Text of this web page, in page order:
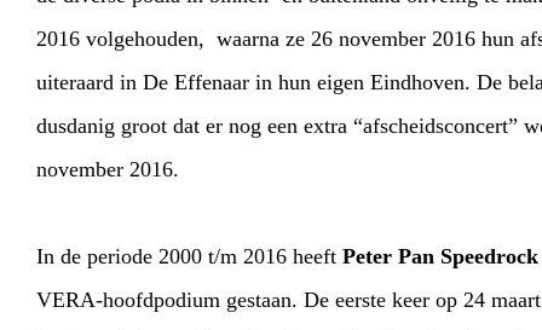
HOME
WEBSHOPMY
2016 volgehouden, waarna ze 26 november 2016 hun
uiteraard in De Effenaar in hun eigen Eindhoven. De
dusdanig groot dat er nog een extra “afscheidsconcert”
november 2016.
In de periode 2000 t/m 2016 heeft Peter Pan Speedrock
VERA-hoofdpodium gestaan. De eerste keer op 24